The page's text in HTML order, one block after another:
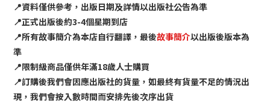
📍資料僅供參考，出版日期及詳情以出版社公告為準
📍正式出版後約3-4個星期到店
📍所有故事簡介為本店自行翻譯，最後故事簡介以出版後版本為
準
📍限制級商品僅供年滿18歲人士購買
📍訂購後我們會因應出版社的貨量，如最終有貨量不足的情況出
現，我們會按入數時間而安排先後次序出貨